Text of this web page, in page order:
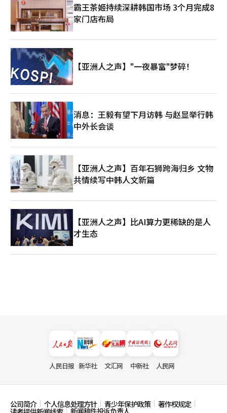
霸王茶姬持续深耕韩国市场 3个月完成8
家门店布局
【亚洲人之声】"一夜暴富"梦碎！
消息：王毅有望下月访韩 与赵显举行韩
中外长会谈
【亚洲人之声】百年石狮跨海归乡 文物
共情续写中韩人文新篇
【亚洲人之声】比AI算力更稀缺的是人
才生态
人民日报 新华社 文汇网 中新社 人民网
公司简介 个人信息处理方针 青少年保护政策 著作权规定
新闻稿件投诉负责人